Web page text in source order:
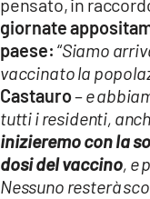
pensato, in
giornate
paese: “Siamo
vaccinato la
Castauro–e
tutti i residenti,
inizieremo con la
dosi del vaccino, e
Nessuno resterà